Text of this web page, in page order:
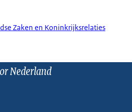
Zaken en Koninkrijksrelaties
Nederland